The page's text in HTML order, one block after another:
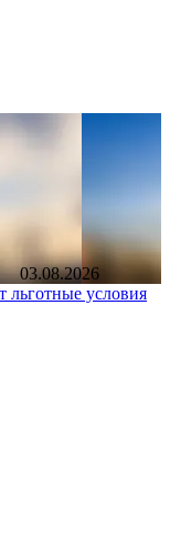
03.08.2026
льготные условия